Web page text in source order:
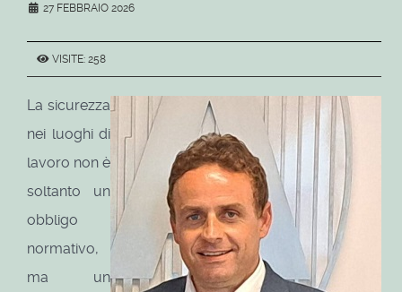
27 FEBBRAIO 2026
VISITE: 258
La sicurezza
nei luoghi di
lavoro non è
soltanto un
obbligo
normativo,
ma un